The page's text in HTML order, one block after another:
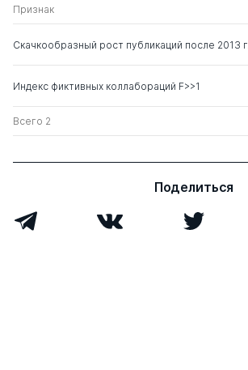
Признак
Скачкообразный рост публикаций после 2013 г.
Индекс фиктивных коллабораций F>>1
Всего 2
Поделиться